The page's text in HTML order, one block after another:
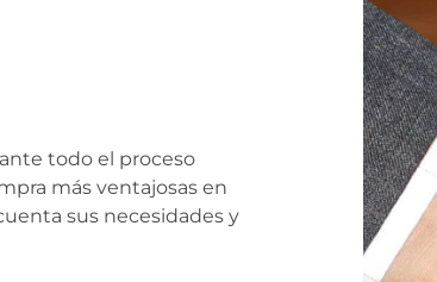
todo el proceso
más ventajosas en
sus necesidades y